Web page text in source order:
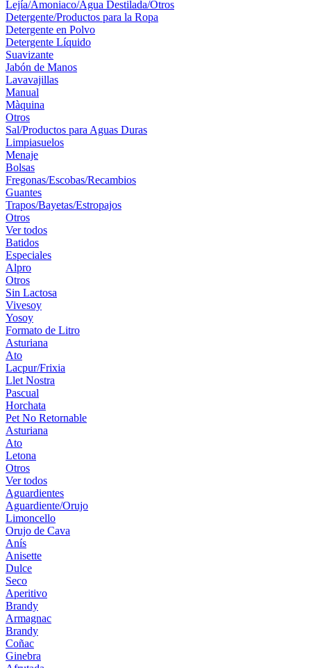
Lejía/Amoniaco/Agua Destilada/Otros
Detergente/Productos para la Ropa
Detergente en Polvo
Detergente Líquido
Suavizante
Jabón de Manos
Lavavajillas
Manual
Màquina
Otros
Sal/Productos para Aguas Duras
Limpiasuelos
Menaje
Bolsas
Fregonas/Escobas/Recambios
Guantes
Trapos/Bayetas/Estropajos
Otros
Ver todos
Batidos
Especiales
Alpro
Otros
Sin Lactosa
Vivesoy
Yosoy
Formato de Litro
Asturiana
Ato
Lacpur/Frixia
Llet Nostra
Pascual
Horchata
Pet No Retornable
Asturiana
Ato
Letona
Otros
Ver todos
Aguardientes
Aguardiente/Orujo
Limoncello
Orujo de Cava
Anís
Anisette
Dulce
Seco
Aperitivo
Brandy
Armagnac
Brandy
Coñac
Ginebra